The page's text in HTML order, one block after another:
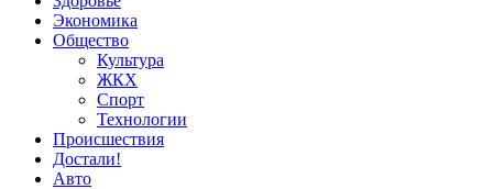
Экономика
Общество
Культура
ЖКХ
Спорт
Технологии
Происшествия
Достали!
Авто